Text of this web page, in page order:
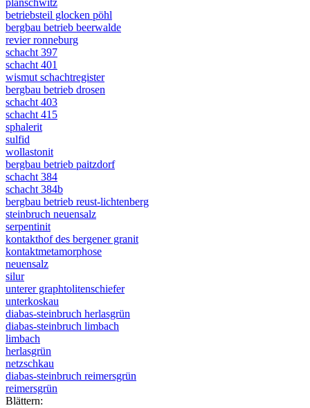
planschwitz
betriebsteil glocken pöhl
bergbau betrieb beerwalde
revier ronneburg
schacht 397
schacht 401
wismut schachtregister
bergbau betrieb drosen
schacht 403
schacht 415
sphalerit
sulfid
wollastonit
bergbau betrieb paitzdorf
schacht 384
schacht 384b
bergbau betrieb reust-lichtenberg
steinbruch neuensalz
serpentinit
kontakthof des bergener granit
kontaktmetamorphose
neuensalz
silur
unterer graphtolitenschiefer
unterkoskau
diabas-steinbruch herlasgrün
diabas-steinbruch limbach
limbach
herlasgrün
netzschkau
diabas-steinbruch reimersgrün
reimersgrün
Blättern: